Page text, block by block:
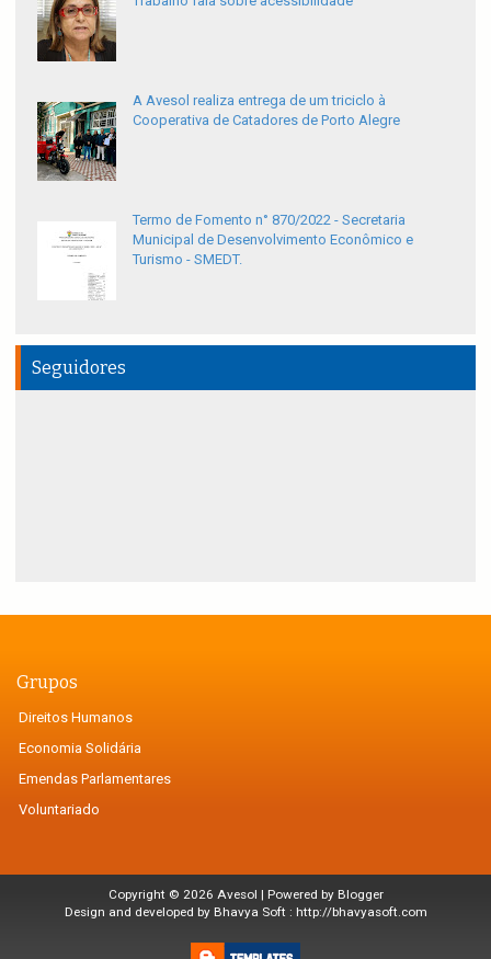
A Avesol realiza entrega de um triciclo à
Cooperativa de Catadores de Porto Alegre
Termo de Fomento n° 870/2022 - Secretaria
Municipal de Desenvolvimento Econômico e
Turismo - SMEDT.
Seguidores
Grupos
Direitos Humanos
Economia Solidária
Emendas Parlamentares
Voluntariado
Copyright © 2026 Avesol | Powered by Blogger
Design and developed by Bhavya Soft : http://bhavyasoft.com